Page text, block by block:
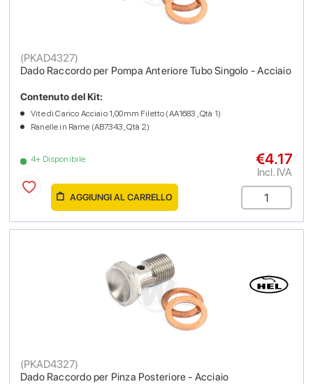
Dado Raccordo per Pompa Anteriore Tubo Singolo - Acciaio
(PKAD4327)
4+ Disponibile
Contenuto del Kit:
Vite di Carico Acciaio 1,00mm Filetto (AA1683 , Qtà 1)
Ranelle in Rame (AB7343 , Qtà 2)
€4.17
Incl. IVA
AGGIUNGI AL CARRELLO
Dado Raccordo per Pinza Posteriore - Acciaio
(PKAD4327)